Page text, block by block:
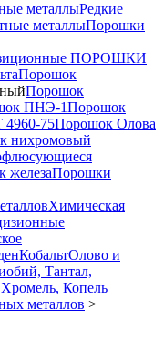
металлыРедкие
металлыПорошки
ПОРОШКИ
Порошок
Порошок
ПНЭ-1Порошок
75Порошок Олова
нихромовый
железаПорошки
Химическая
КобальтОлово и
Тантал,
Копель
металлов >